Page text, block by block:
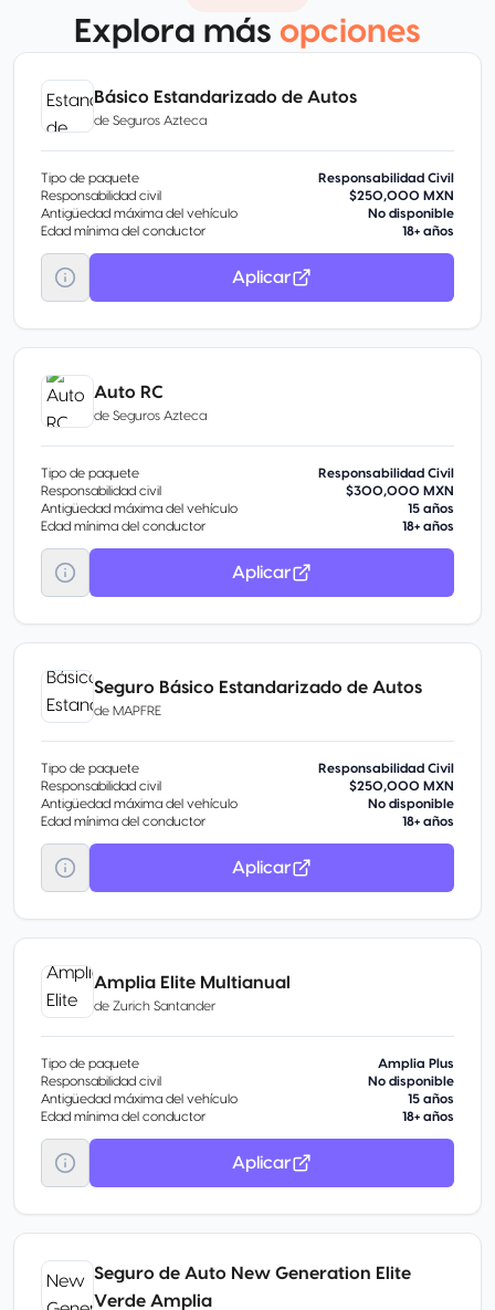
Explora más opciones
Básico Estandarizado de Autos
de Seguros Azteca
Tipo de paquete
Responsabilidad Civil
Responsabilidad civil
$250,000 MXN
Antigüedad máxima del vehículo
No disponible
Edad mínima del conductor
18+ años
Aplicar
Auto RC
de Seguros Azteca
Tipo de paquete
Responsabilidad Civil
Responsabilidad civil
$300,000 MXN
Antigüedad máxima del vehículo
15 años
Edad mínima del conductor
18+ años
Aplicar
Seguro Básico Estandarizado de Autos
de MAPFRE
Tipo de paquete
Responsabilidad Civil
Responsabilidad civil
$250,000 MXN
Antigüedad máxima del vehículo
No disponible
Edad mínima del conductor
18+ años
Aplicar
Amplia Elite Multianual
de Zurich Santander
Tipo de paquete
Amplia Plus
Responsabilidad civil
No disponible
Antigüedad máxima del vehículo
15 años
Edad mínima del conductor
18+ años
Aplicar
Seguro de Auto New Generation Elite
Verde Amplia